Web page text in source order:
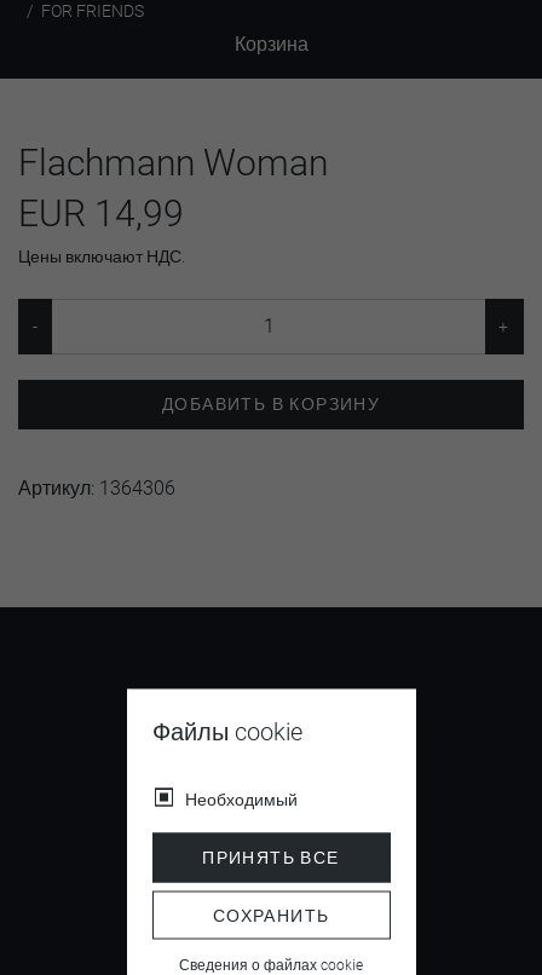
FOR FRIENDS
Корзина
Flachmann Woman
EUR 14,99
Цены включают НДС.
ДОБАВИТЬ В КОРЗИНУ
Артикул: 1364306
4.5/ 5
Файлы cookie
Необходимый
ПРИНЯТЬ ВСЕ
СОХРАНИТЬ
Сведения о файлах cookie